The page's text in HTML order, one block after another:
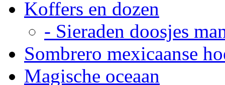
Koffers en dozen
- Sieraden doosjes
Sombrero mexicaanse
Magische oceaan